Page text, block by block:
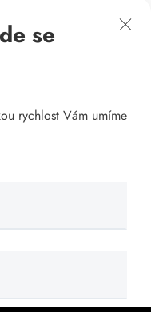
se
rychlost Vám umíme